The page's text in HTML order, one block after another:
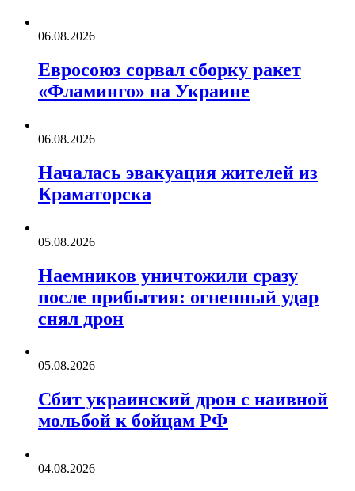
06.08.2026
Евросоюз сорвал сборку ракет
«Фламинго» на Украине
06.08.2026
Началась эвакуация жителей из
Краматорска
05.08.2026
Наемников уничтожили сразу
после прибытия: огненный удар
снял дрон
05.08.2026
Сбит украинский дрон с наивной
мольбой к бойцам РФ
04.08.2026